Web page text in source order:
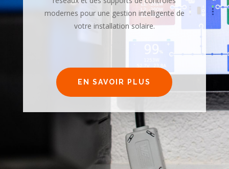
modernes pour une gestion intelligente de
votre installation solaire.
EN SAVOIR PLUS